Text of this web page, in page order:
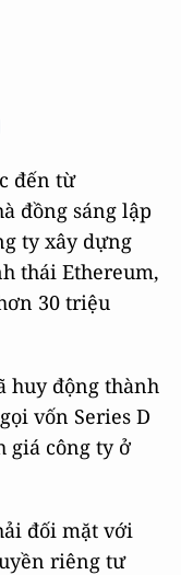
đến từ
đồng sáng lập
ty xây dựng
thái Ethereum,
30 triệu
huy động thành
vốn Series D
giá công ty ở
đối mặt với
riêng tư